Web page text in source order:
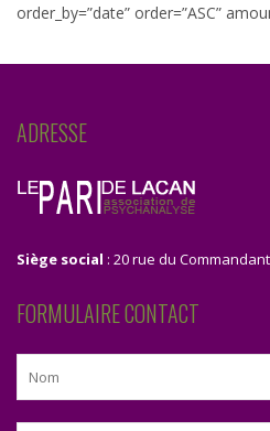
order_by=”date” order=”ASC”
ADRESSE
Siège social : 20 rue du
FORMULAIRE CONTACT